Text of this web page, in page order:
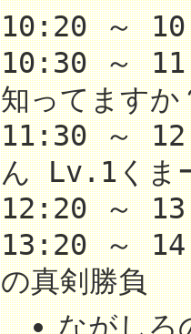
10:20 ～
10:30 ～
知ってます
11:30 ～
ん Lv.1くま
12:20 ～
13:20 ～
の真剣勝負
ながしろ